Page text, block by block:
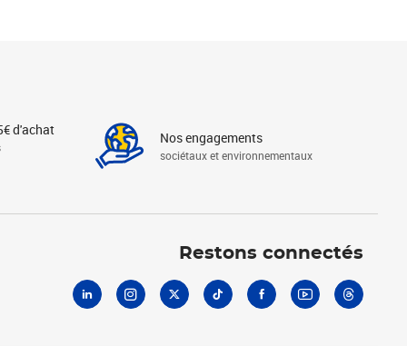
d'achat Nos engagements
sociétaux et environnementaux
Restons connectés